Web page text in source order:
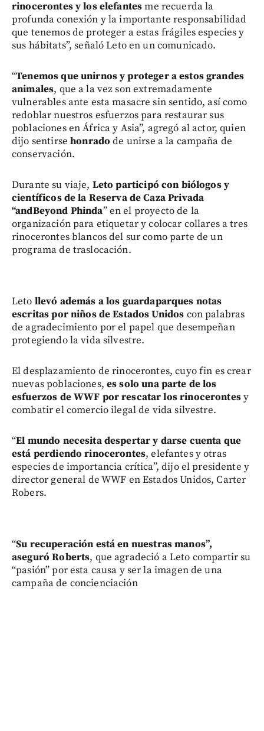
rinocerontes y los elefantesme recuerda la
profunda conexión y la importante responsabilidad
que tenemos de proteger a estas frágiles especies y
sus hábitats”, señaló Leto en un comunicado.
“Tenemos que unirnos y proteger a estos grandes
animales, que a la vez son extremadamente
vulnerables ante esta masacre sin sentido, así como
redoblar nuestros esfuerzos para restaurar sus
poblaciones en África y Asia”, agregó al actor, quien
dijo sentirsehonrado de unirse a la campaña de
conservación.
Durante su viaje, Leto participó con biólogos y
científicos de la Reserva de Caza Privada
“andBeyond Phinda” en el proyecto de la
organización para etiquetar y colocar collares a tres
rinocerontes blancos del sur como parte de un
programa de traslocación.
Leto llevó además a los guardaparques notas
escritas por niños de Estados Unidos con palabras
de agradecimiento por el papel que desempeñan
protegiendo la vida silvestre.
El desplazamiento de rinocerontes, cuyo fin es crear
nuevas poblaciones, es solo una parte de los
esfuerzos de WWF por rescatar los rinocerontesy
combatir el comercio ilegal de vida silvestre.
“El mundo necesita despertar y darse cuenta que
está perdiendo rinocerontes, elefantes y otras
especies de importancia crítica”, dijo el presidente y
director general de WWF en Estados Unidos, Carter
Robers.
“Su recuperación está en nuestras manos”,
aseguró Roberts, que agradeció a Leto compartir su
“pasión” por esta causa y ser la imagen de una
campaña de concienciación